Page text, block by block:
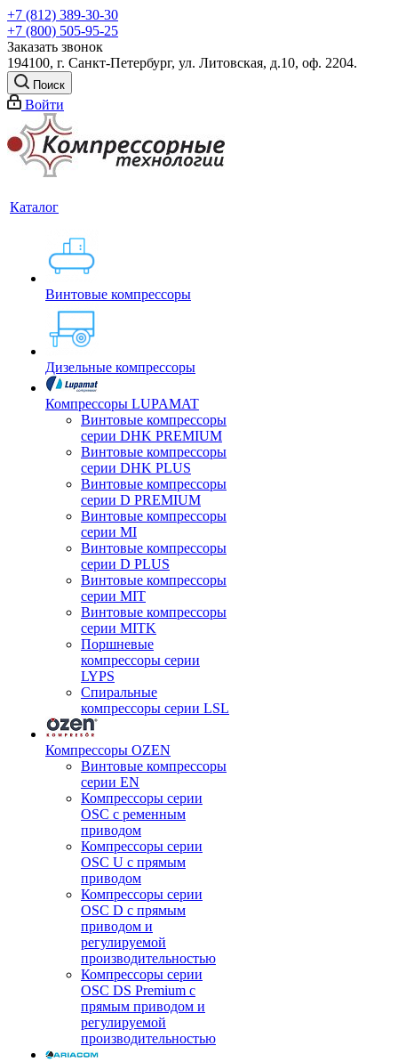
+7 (812) 389-30-30
+7 (800) 505-95-25
Заказать звонок
194100, г. Санкт-Петербург, ул. Литовская, д.10, оф. 2204.
Поиск
Войти
Каталог
Винтовые компрессоры
Дизельные компрессоры
Компрессоры LUPAMAT
Винтовые компрессоры
серии DHK PREMIUM
Винтовые компрессоры
серии DHK PLUS
Винтовые компрессоры
серии D PREMIUM
Винтовые компрессоры
серии MI
Винтовые компрессоры
серии D PLUS
Винтовые компрессоры
серии MIT
Винтовые компрессоры
серии MITK
Поршневые
компрессоры серии
LYPS
Спиральные
компрессоры серии LSL
Компрессоры OZEN
Винтовые компрессоры
серии EN
Компрессоры серии
OSC с ременным
приводом
Компрессоры серии
OSC U с прямым
приводом
Компрессоры серии
OSC D с прямым
приводом и
регулируемой
производительностью
Компрессоры серии
OSC DS Premium с
прямым приводом и
регулируемой
производительностью